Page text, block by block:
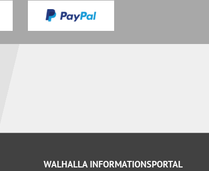
WALHALLA INFORMATIONSPORTAL